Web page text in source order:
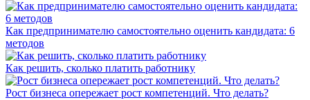
Как предпринимателю самостоятельно оценить кандидата: 6
методов
Как решить, сколько платить работнику
Рост бизнеса опережает рост компетенций. Что делать?